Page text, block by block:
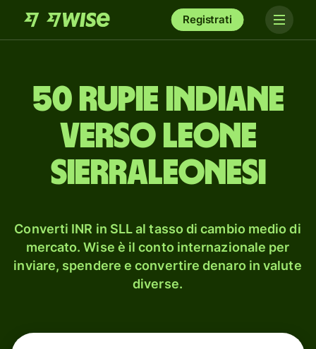
Registrati
50 rupie indiane
verso leone
sierraleonesi
Converti INR in SLL al tasso di cambio medio di
mercato. Wise è il conto internazionale per
inviare, spendere e convertire denaro in valute
diverse.